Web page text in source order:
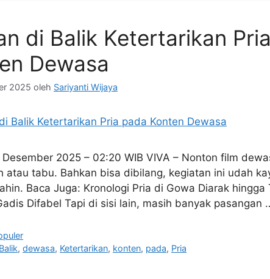
di Balik Ketertarikan
Dewasa
2025 oleh Sariyanti Wijaya
Desember 2025 – 02:20 WIB VIVA – Nonton film
atau tabu. Bahkan bisa dibilang, kegiatan ini udah
Baca Juga: Kronologi Pria di Gowa Diarak hingga
Difabel Tapi di sisi lain, masih banyak pasangan
Balik,dewasa, Ketertarikan, konten, pada, Pria